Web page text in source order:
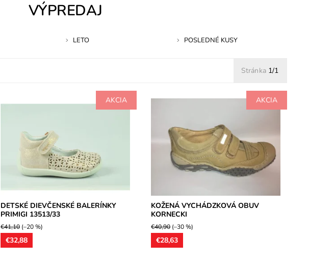
VÝPREDAJ
LETO POSLEDNÉ KUSY
Stránka1/1
AKCIA
podšívky aj vložky kožené. Mierne
anatomicky...
Dostupnosť:
Skladom
Značka:
Primigi
Záruka:
2 roky
DETSKÉ DIEVČENSKÉ BALERÍNKY
PRIMIGI 13513/33
€41,10(–20 %)
€32,88
AKCIA
vnútorná stielka sú kožené. Topánka je
vhodná na stredne široké chodidlá.
Dostupnosť:
Skladom
Značka:
Kornecki
Záruka:
2 roky
KOŽENÁ VYCHÁDZKOVÁ OBUV
KORNECKI
€40,90(–30 %)
€28,63